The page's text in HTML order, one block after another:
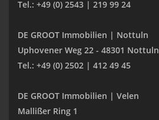
Tel.: +49 (0) 2543 | 219 99 24
DE GROOT Immobilien | Nottuln
Uphovener Weg 22 - 48301 Nottuln
Tel.: +49 (0) 2502 | 412 49 45
DE GROOT Immobilien | Velen
Mallißer Ring 1